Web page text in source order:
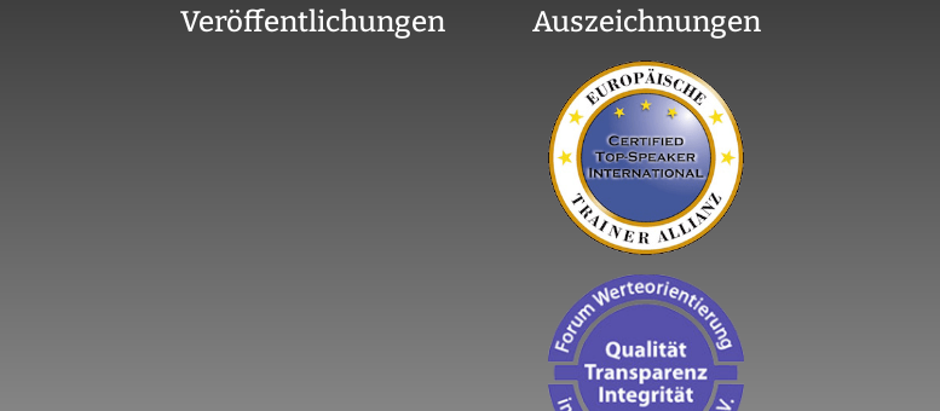
Veröffentlichungen Auszeichnungen